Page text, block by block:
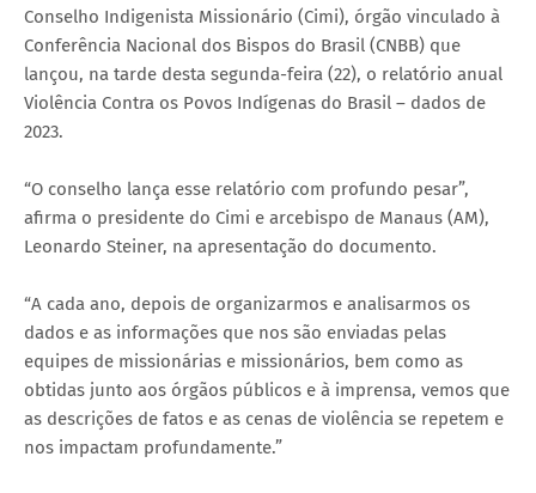
Conselho Indigenista Missionário (Cimi), órgão vinculado à
Conferência Nacional dos Bispos do Brasil (CNBB) que
lançou, na tarde desta segunda-feira (22), o relatório anual
Violência Contra os Povos Indígenas do Brasil – dados de
2023.
“O conselho lança esse relatório com profundo pesar”,
afirma o presidente do Cimi e arcebispo de Manaus (AM),
Leonardo Steiner, na apresentação do documento.
“A cada ano, depois de organizarmos e analisarmos os
dados e as informações que nos são enviadas pelas
equipes de missionárias e missionários, bem como as
obtidas junto aos órgãos públicos e à imprensa, vemos que
as descrições de fatos e as cenas de violência se repetem e
nos impactam profundamente.”